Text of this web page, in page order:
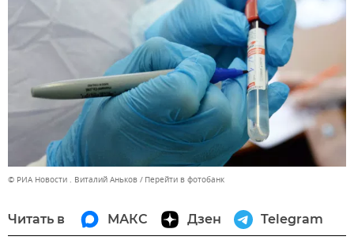
© РИА Новости . Виталий Аньков Перейти в фотобанк
Читать в МАКС Дзен Telegram